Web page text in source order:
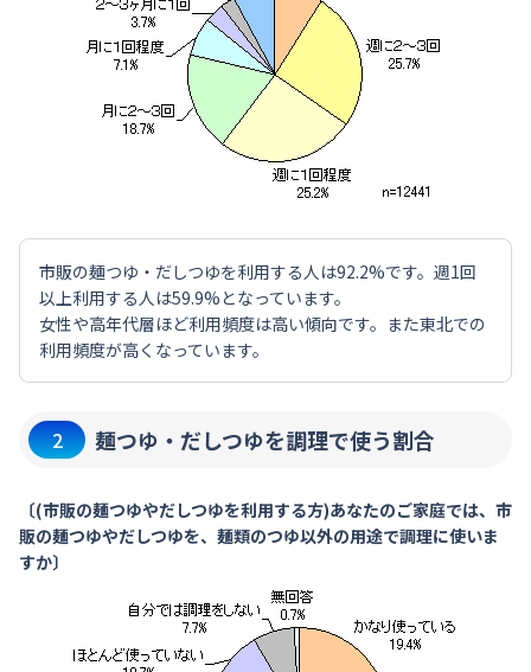
市販の麺つゆ・だしつゆを利用する人は92.2%です。週1回
以上利用する人は59.9%となっています。
女性や高年代層ほど利用頻度は高い傾向です。また東北での
利用頻度が高くなっています。
2 麺つゆ・だしつゆを調理で使う割合
〔(市販の麺つゆやだしつゆを利用する方)あなたのご家庭では、市
販の麺つゆやだしつゆを、麺類のつゆ以外の用途で調理に使いま
すか〕